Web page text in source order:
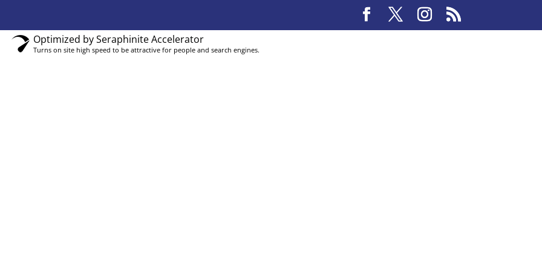
Optimized by Seraphinite Accelerator
Turns on site high speed to be attractive for people and search engines.